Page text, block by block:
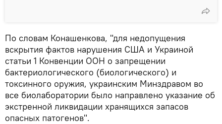
По словам Конашенкова, "для недопущения
вскрытия фактов нарушения США и Украиной
статьи 1 Конвенции ООН о запрещении
бактериологического (биологического) и
токсинного оружия, украинским Минздравом во
все биолаборатории было направлено указание об
экстренной ликвидации хранящихся запасов
опасных патогенов".